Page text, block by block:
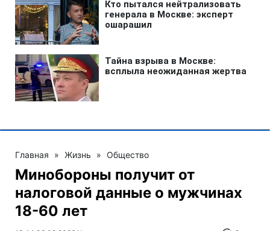
Главная » Жизнь » Общество
Минобороны получит от
налоговой данные о мужчинах
18-60 лет